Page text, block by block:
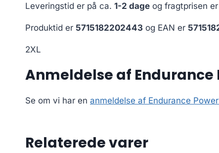
Leveringstid er på ca. 1-2 dage og fragtprisen
Produktid er 5715182202443 og EAN er
2XL
Anmeldelse af Endurance
Se om vi har en anmeldelse af Endurance
Relaterede varer